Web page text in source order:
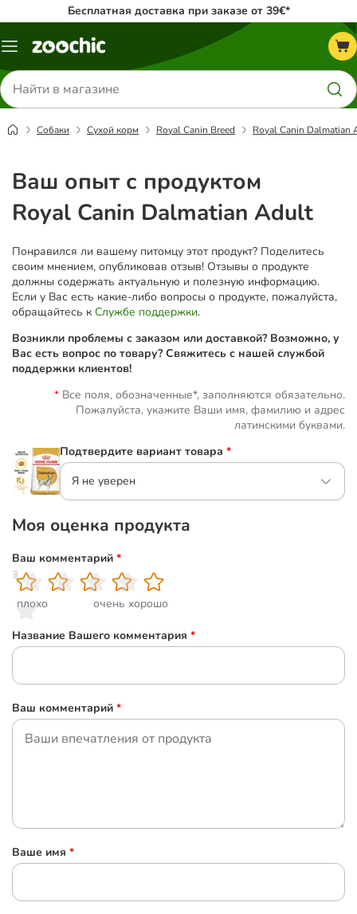
Бесплатная доставка при заказе от 39€*
Каталог
Поиск
товаров
Собаки Сухой корм Royal Canin Breed Royal Canin Dalmatian
Ваш опыт с продуктом
Royal Canin Dalmatian Adult
Понравился ли вашему питомцу этот продукт? Поделитесь
своим мнением, опубликовав отзыв! Отзывы о продукте
должны содержать актуальную и полезную информацию.
Если у Вас есть какие-либо вопросы о продукте, пожалуйста,
обращайтесь к Службе поддержки.
Возникли проблемы с заказом или доставкой? Возможно, у
Вас есть вопрос по товару? Свяжитесь с нашей службой
поддержки клиентов!
Все поля, обозначенные*, заполняются обязательно.
Пожалуйста, укажите Ваши имя, фамилию и адрес
латинскими буквами.
Подтвердите вариант товара *
Я не уверен
Моя оценка продукта
Ваш комментарий *
1
плохо
2
3
4
5
очень хорошо
Название Вашего комментария *
Ваш комментарий *
Ваше имя *